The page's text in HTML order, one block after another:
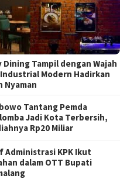
Dining Tampil dengan Wajah
Modern Hadirkan
Nyaman
Tantang Pemda
Jadi Kota Terbersih,
Rp20 Miliar
Administrasi KPK Ikut
dalam OTT Bupati